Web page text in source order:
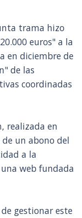
trama hizo
euros" a la
en diciembre de
de las
coordinadas
realizada en
un abono del
a la
web fundada
gestionar este